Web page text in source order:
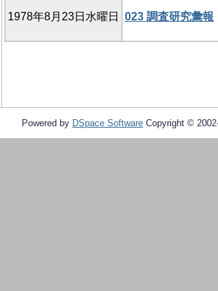
1978年8月23日水曜日 023 調査研究彙報
Powered by DSpace Software Copyright ©